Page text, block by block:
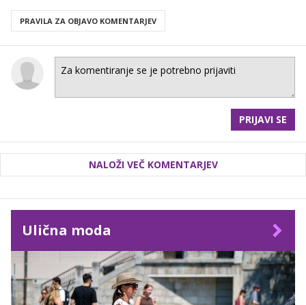
PRAVILA ZA OBJAVO KOMENTARJEV
PRIJAVI SE
NALOŽI VEČ KOMENTARJEV
Ulična moda